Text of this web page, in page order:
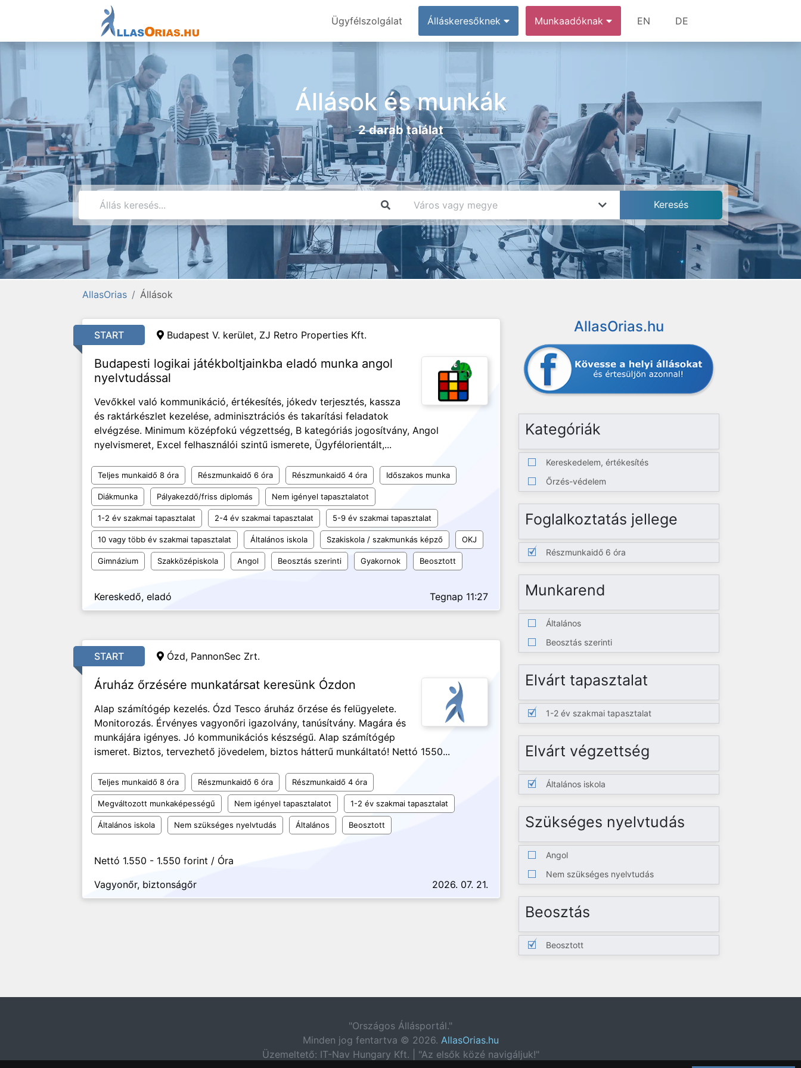
Ügyfélszolgálat Álláskeresőknek Munkaadóknak EN DE
Állások és munkák
2 darab találat
AllasOrias Állások
START Budapest V. kerület, ZJ Retro Properties Kft.
Budapesti logikai játékboltjainkba eladó munka angol
nyelvtudással
Vevőkkel való kommunikáció, értékesítés, jókedv terjesztés, kassza
és raktárkészlet kezelése, adminisztrációs és takarítási feladatok
elvégzése. Minimum középfokú végzettség, B kategóriás jogosítvány, Angol
nyelvismeret, Excel felhasználói szintű ismerete, Ügyfélorientált,...
Teljes munkaidő 8 óra Részmunkaidő 6 óra Részmunkaidő 4 óra Időszakos munka
Diákmunka Pályakezdő/friss diplomás Nem igényel tapasztalatot
1-2 év szakmai tapasztalat 2-4 év szakmai tapasztalat 5-9 év szakmai tapasztalat
10 vagy több év szakmai tapasztalat Általános iskola Szakiskola / szakmunkás képző OKJ
Gimnázium Szakközépiskola Angol Beosztás szerinti Gyakornok Beosztott
Kereskedő, eladó Tegnap 11:27
START Ózd, PannonSec Zrt.
Áruház őrzésére munkatársat keresünk Ózdon
Alap számítógép kezelés. Ózd Tesco áruház őrzése és felügyelete.
Monitorozás. Érvényes vagyonőri igazolvány, tanúsítvány. Magára és
munkájára igényes. Jó kommunikációs készségű. Alap számítógép
ismeret. Biztos, tervezhető jövedelem, biztos hátterű munkáltató! Nettó 1550...
Teljes munkaidő 8 óra Részmunkaidő 6 óra Részmunkaidő 4 óra
Megváltozott munkaképességű Nem igényel tapasztalatot 1-2 év szakmai tapasztalat
Általános iskola Nem szükséges nyelvtudás Általános Beosztott
Nettó 1.550 - 1.550 forint / Óra
Vagyonőr, biztonságőr
2026. 07. 21.
AllasOrias.hu
Kategóriák
Kereskedelem, értékesítés
Őrzés-védelem
Foglalkoztatás jellege
Részmunkaidő 6 óra
Munkarend
Általános
Beosztás szerinti
Elvárt tapasztalat
1-2 év szakmai tapasztalat
Elvárt végzettség
Általános iskola
Szükséges nyelvtudás
Angol
Nem szükséges nyelvtudás
Beosztás
Beosztott
"Országos Állásportál."
Minden jog fentartva © 2026. AllasOrias.hu
Üzemeltető: IT-Nav Hungary Kft. | "Az elsők közé navigáljuk!"